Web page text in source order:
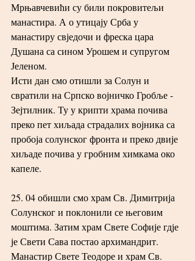
Мрњавчевићи су били покровитељи
манастира. А о утицају Срба у
манастиру свједочи и фреска цара
Душана са сином Урошем и супругом
Јеленом.
Исти дан смо отишли за Солун и
свратили на Српско војничко Гробље -
Зејтилник. Ту у крипти храма почива
преко пет хиљада страдалих војника са
пробоја солунског фронта и преко двије
хиљаде почива у гробним химкама око
капеле.
25. 04 обишли смо храм Св. Димитрија
Солунског и поклонили се његовим
моштима. Затим храм Свете Софије гдје
је Свети Сава постао архимандрит.
Манастир Свете Теодоре и храм Св.